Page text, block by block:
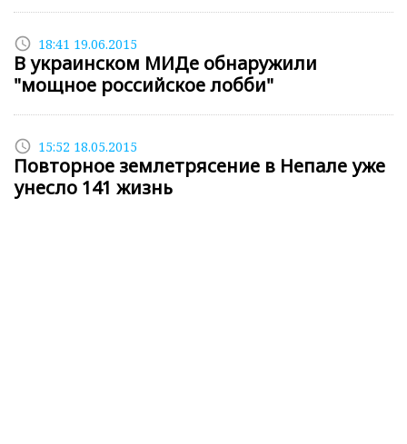
access_time 18:41 19.06.2015
В украинском МИДе обнаружили
"мощное российское лобби"
access_time 15:52 18.05.2015
Повторное землетрясение в Непале уже
унесло 141 жизнь